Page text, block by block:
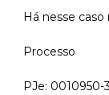
Há nesse
Processo
PJe: 0010950-